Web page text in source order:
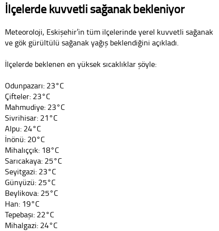
İlçelerde kuvvetli sağanak bekleniyor
Meteoroloji, Eskişehir’in tüm ilçelerinde yerel kuvvetli sağanak
ve gök gürültülü sağanak yağış beklendiğini açıkladı.
İlçelerde beklenen en yüksek sıcaklıklar şöyle:
Odunpazarı: 23°C
Çifteler: 23°C
Mahmudiye: 23°C
Sivrihisar: 21°C
Alpu: 24°C
İnönü: 20°C
Mihalıççık: 18°C
Sarıcakaya: 25°C
Seyitgazi: 23°C
Günyüzü: 25°C
Beylikova: 25°C
Han: 19°C
Tepebaşı: 22°C
Mihalgazi: 24°C